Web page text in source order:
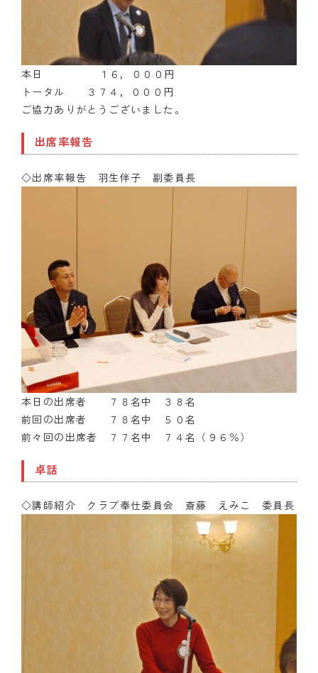
本日 １６，０００円
トータル ３７４，０００円
ご協力ありがとうございました。
出席率報告
◇出席率報告 羽生伴子 副委員長
本日の出席者 ７８名中 ３８名
前回の出席者 ７８名中 ５０名
前々回の出席者 ７７名中 ７４名（９６％）
卓話
◇講師紹介 クラブ奉仕委員会 斎藤 えみこ 委員長